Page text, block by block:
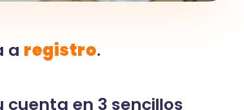
a registro.
cuenta en 3 sencillos